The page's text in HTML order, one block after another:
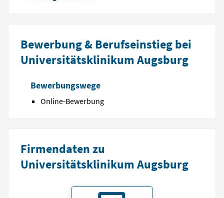
Bewerbung & Berufseinstieg bei
Universitätsklinikum Augsburg
Bewerbungswege
Online-Bewerbung
Firmendaten zu
Universitätsklinikum Augsburg